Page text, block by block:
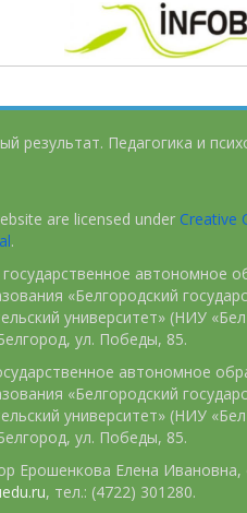
результат. Педагогика и
are licensed under Creative
.
автономное
«Белгородский
университет» (НИУ
ул. Победы, 85.
автономное
«Белгородский
университет» (НИУ
ул. Победы, 85.
Ерошенкова Елена Ивановна,
, тел.: (4722) 301280.